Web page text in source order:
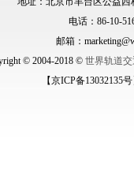
电话：86-10-
邮箱：
© 2004-2018 © 世界轨道
【京ICP备13032135